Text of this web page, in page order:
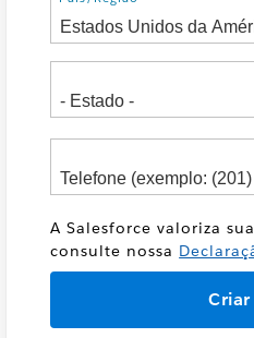
A Salesforce valoriza
consulte nossa